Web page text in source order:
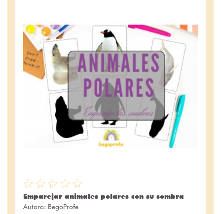
Emparejar animales polares con su sombra
Autora: BegoProfe